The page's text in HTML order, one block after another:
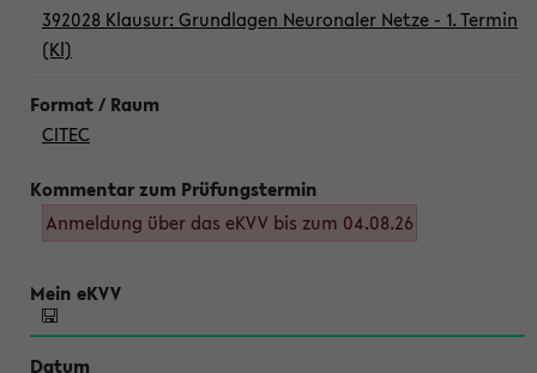
392028 Klausur: Grundlagen Neuronaler Netze - 1. Termin
(Kl)
CITEC
Anmeldung über das eKVV bis zum 04.08.26